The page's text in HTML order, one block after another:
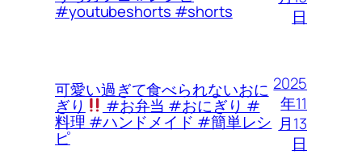
#youtubeshorts #shorts
日
可愛い過ぎて食べられないおに
ぎり #お弁当 #おにぎり #
料理 #ハンドメイド #簡単レシ
ピ
2025
年11
月13
日